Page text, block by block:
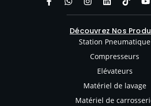
Découvrez Nos
Station Pneumatique
Compresseurs
Elévateurs
Matériel de lavage
Matériel de